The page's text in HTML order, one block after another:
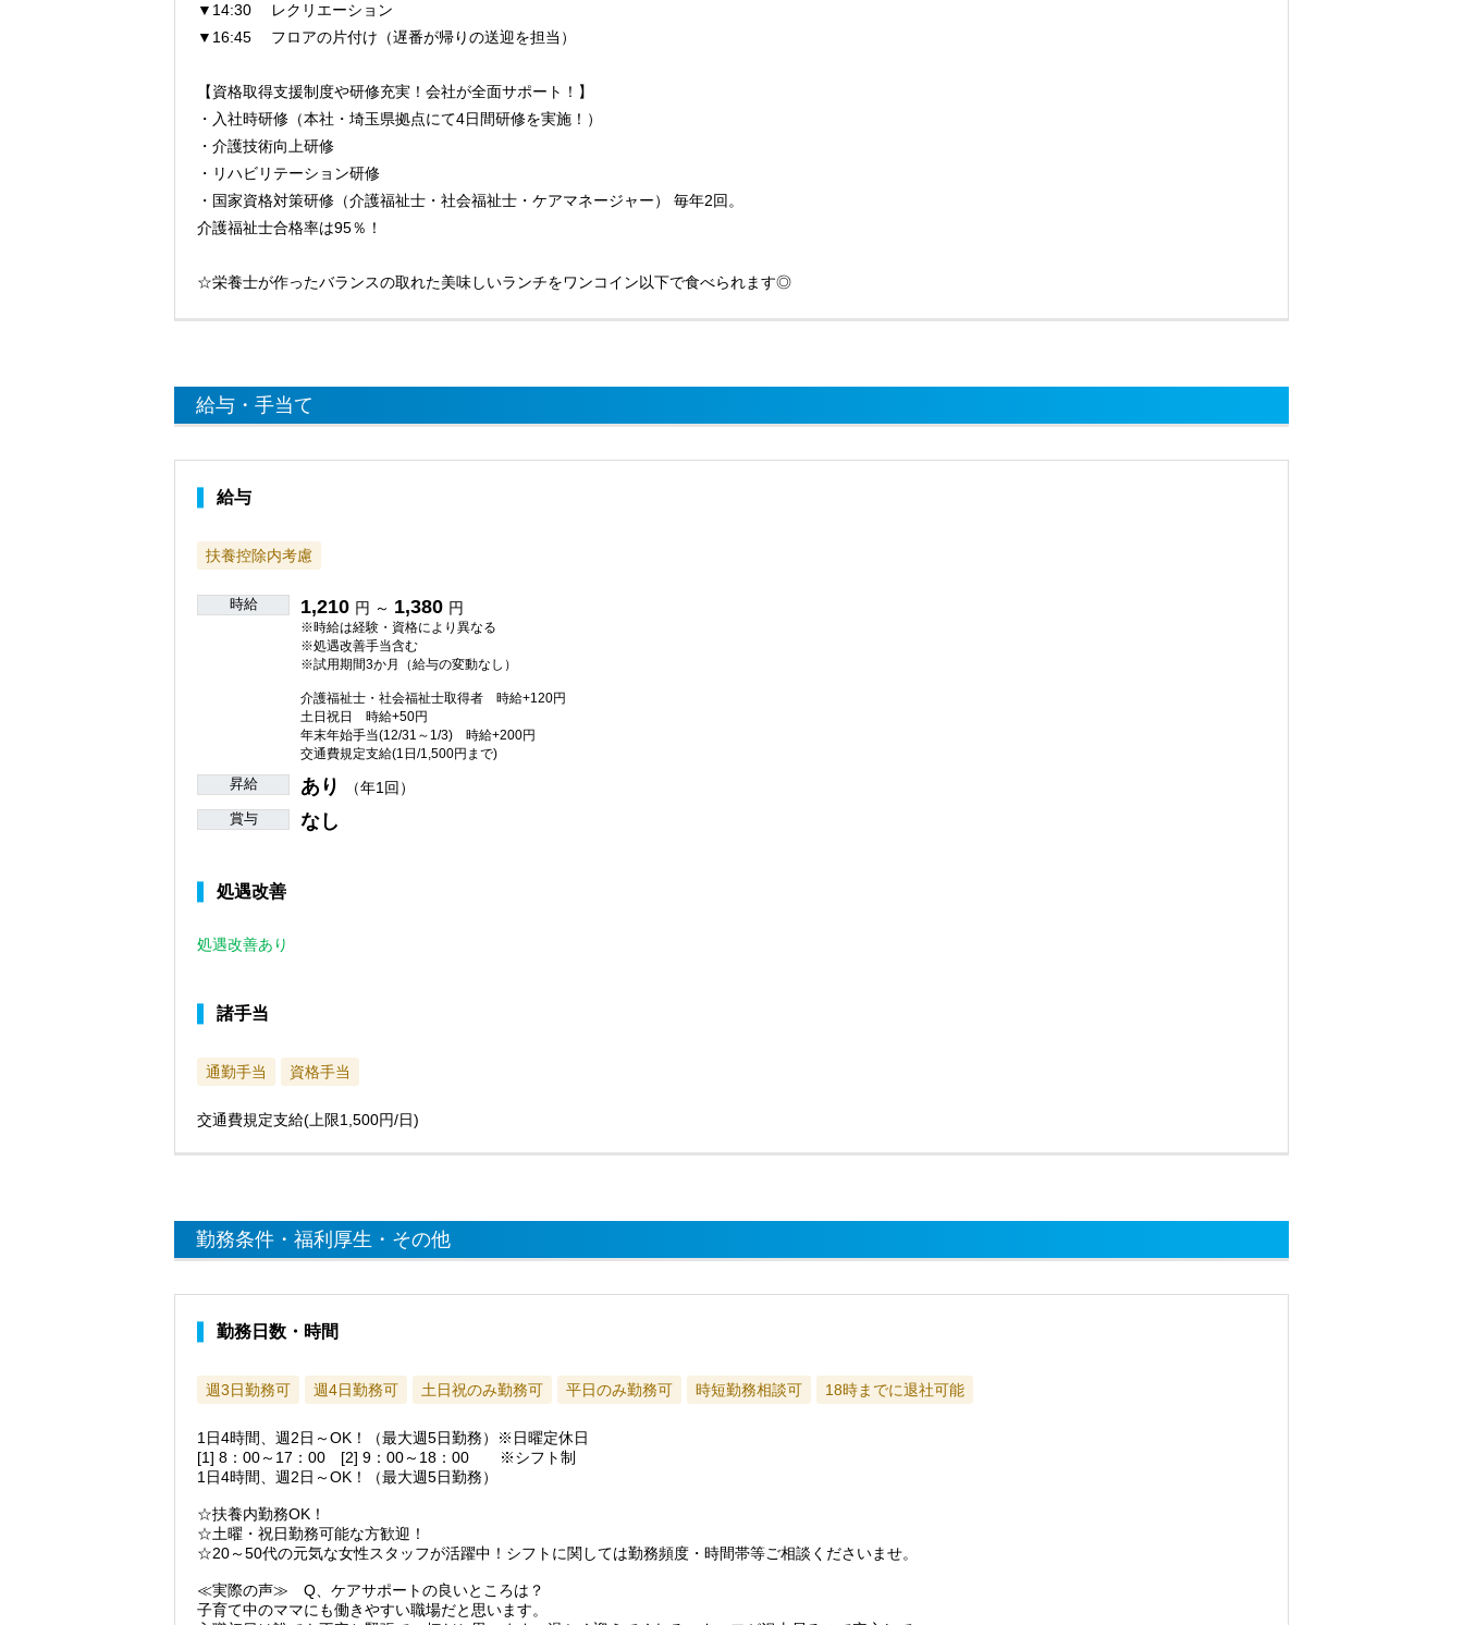
▼14:30 レクリエーション
▼16:45 フロアの片付け（遅番が帰りの送迎を担当）
【資格取得支援制度や研修充実！会社が全面サポート！】
・入社時研修（本社・埼玉県拠点にて4日間研修を実施！）
・介護技術向上研修
・リハビリテーション研修
・国家資格対策研修（介護福祉士・社会福祉士・ケアマネージャー） 毎年2回。
介護福祉士合格率は95％！
☆栄養士が作ったバランスの取れた美味しいランチをワンコイン以下で食べられます◎
給与・手当て
給与
扶養控除内考慮
時給 1,210 円 ～ 1,380 円
※時給は経験・資格により異なる
※処遇改善手当含む
※試用期間3か月（給与の変動なし）
介護福祉士・社会福祉士取得者 時給+120円
土日祝日 時給+50円
年末年始手当(12/31～1/3) 時給+200円
交通費規定支給(1日/1,500円まで)
昇給 あり （年1回）
賞与 なし
処遇改善
処遇改善あり
諸手当
通勤手当 資格手当
交通費規定支給(上限1,500円/日)
勤務条件・福利厚生・その他
勤務日数・時間
週3日勤務可 週4日勤務可 土日祝のみ勤務可 平日のみ勤務可 時短勤務相談可 18時までに退社可能
1日4時間、週2日～OK！（最大週5日勤務）※日曜定休日
[1] 8：00～17：00 [2] 9：00～18：00 ※シフト制
1日4時間、週2日～OK！（最大週5日勤務）
☆扶養内勤務OK！
☆土曜・祝日勤務可能な方歓迎！
☆20～50代の元気な女性スタッフが活躍中！シフトに関しては勤務頻度・時間帯等ご相談くださいませ。
≪実際の声≫ Q、ケアサポートの良いところは？
子育て中のママにも働きやすい職場だと思います。